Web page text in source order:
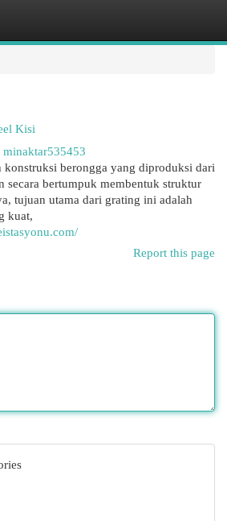
Kisi
minaktar535453
konstruksi berongga yang diproduksi dari
secara bertumpuk membentuk struktur
tujuan utama dari grating ini adalah
kuat,
Report this page